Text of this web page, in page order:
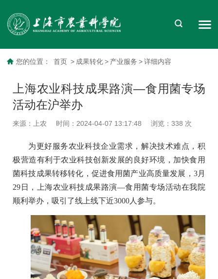
您的位置： 首页 > 成果转化 > 产业服务 > 详细内容
上海农业科技成果路演—食用菌专场
活动在沪举办
来源：上农 时间：2024-04-07 13:17:48 浏览：338 次
为更好服务农业科技企业需求，解决技术难点，积
极营造有利于农业科技创新发展的良好环境，加快食用
菌科技成果转移转化，促进食用菌产业高质量发展，3月
29日，上海农业科技成果路演—食用菌专场活动在我院
顺利举办，吸引了线上线下近3000人参与。